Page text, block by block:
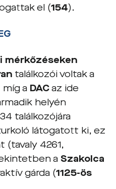
el (154).
mérkőzéseken
találkozói voltak a
míg a DACaz ide
helyén
találkozójára
látogatott ki, ez
(tavaly 4261,
a Szakolca
gárda (1125-ös